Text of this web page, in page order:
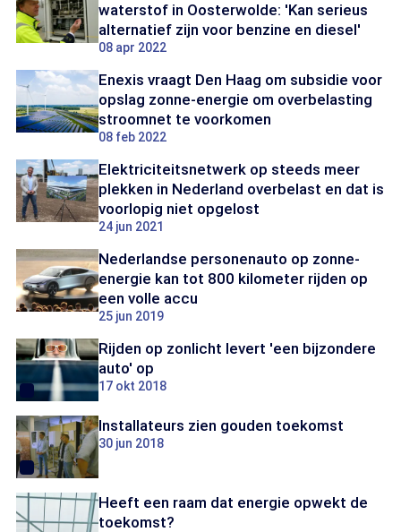
waterstof in Oosterwolde: 'Kan serieus
alternatief zijn voor benzine en diesel'
08 apr 2022
Enexis vraagt Den Haag om subsidie voor
opslag zonne-energie om overbelasting
stroomnet te voorkomen
08 feb 2022
Elektriciteitsnetwerk op steeds meer
plekken in Nederland overbelast en dat is
voorlopig niet opgelost
24 jun 2021
Nederlandse personenauto op zonne-
energie kan tot 800 kilometer rijden op
een volle accu
25 jun 2019
Rijden op zonlicht levert 'een bijzondere
auto' op
17 okt 2018
Installateurs zien gouden toekomst
30 jun 2018
Heeft een raam dat energie opwekt de
toekomst?